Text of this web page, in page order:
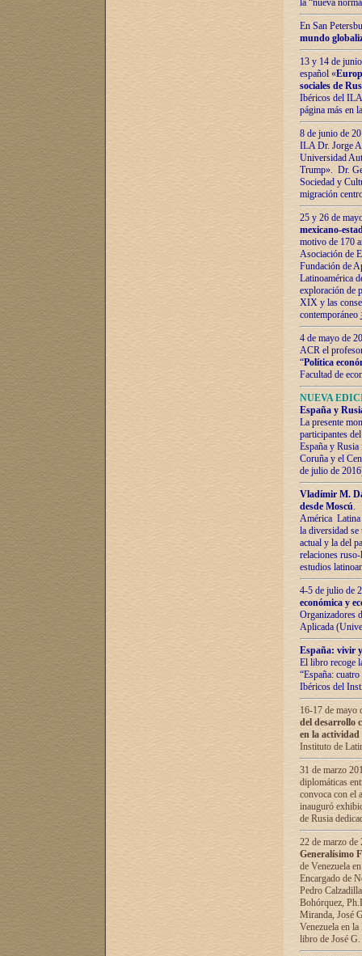
la “nueva
En San
mundo
13 y 14 de
español «
sociales de
Ibéricos del ILA
página más en
8 de junio de
ILA Dr. Jorge
Universidad
Trump». Dr.
Sociedad y
migración
25 y 26 de
mexicano-
motivo de 170
Asociación de
Fundación de
Latinoamérica
exploración de
XIX y las
contemporáneo
4 de mayo de
ACR el
“Política
Facultad de
NUEVA
España y
La presente
participantes
España y
Coruña y el
de julio de
Vladímir М.
desde Moscú.
América Latina
la diversidad
actual у lа del
relaciones
estudios
4-5 de julio de
económica y
Organizadores
Aplicada
España: vivir
El libro recoge
“España:
Ibéricos del
16-17 de mayo
del desarrollo
en la
Instituto de
31 de marzo
diplomáticas
convoca con el
inauguró
de Rusia
22 de marzo
Generalísimo
de Venezuela
Encargado de
Pedro
Bohórquez,
Miranda, José
Venezuela en
libro de José